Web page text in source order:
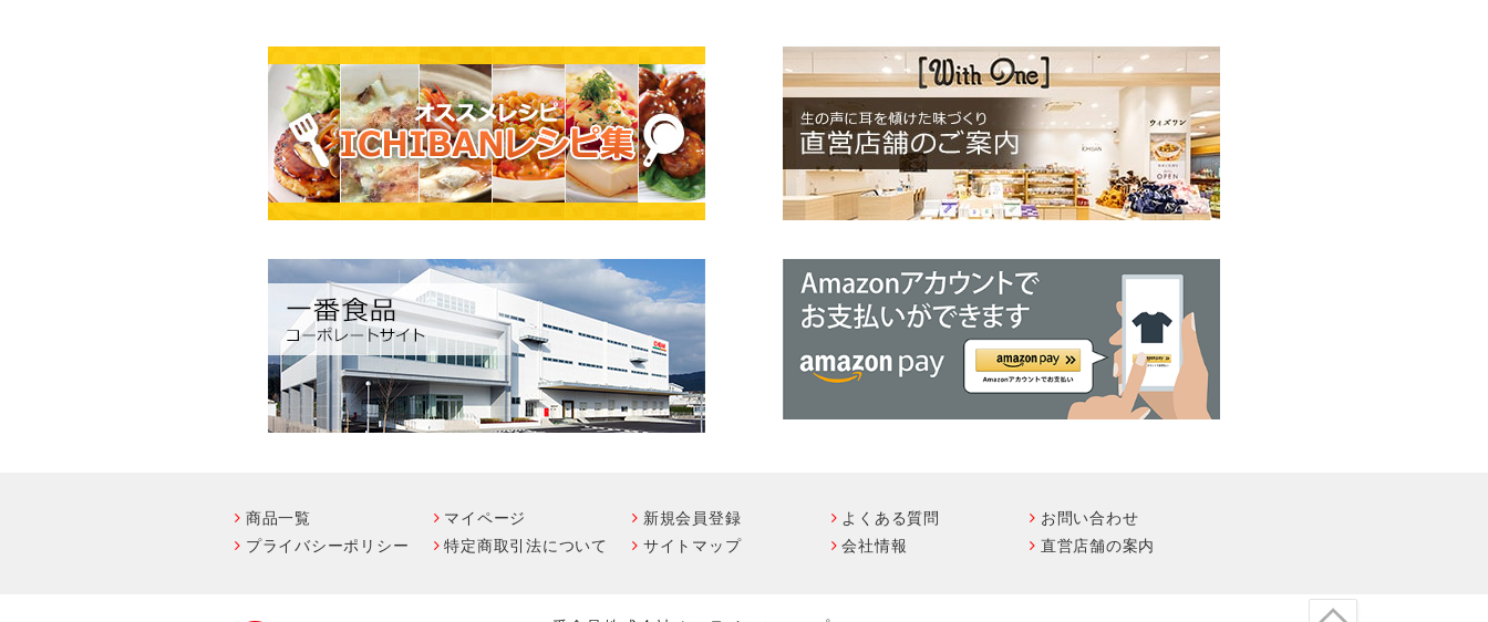
商品一覧 マイページ 新規会員登録 よくある質問
お問い合わせ
プライバシーポリシー
特定商取引法について サイトマップ 会社情報 直営店舗の案内